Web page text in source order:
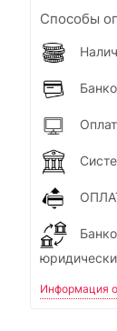
Способы
Информация